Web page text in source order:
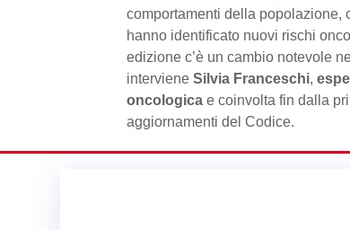
comportamenti della popolazione,
hanno identificato nuovi rischi
edizione c’è un cambio notevole
interviene Silvia Franceschi,
oncologica e coinvolta fin dalla
aggiornamenti del Codice.